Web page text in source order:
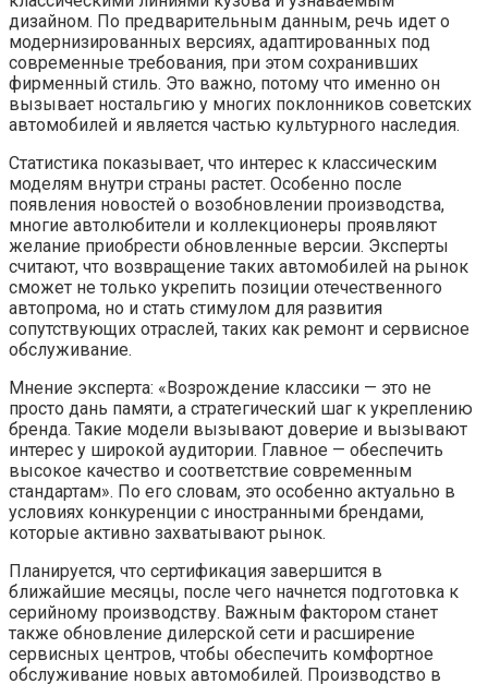
дизайном. По предварительным данным, речь идет о
модернизированных версиях, адаптированных под
современные требования, при этом сохранивших
фирменный стиль. Это важно, потому что именно он
вызывает ностальгию у многих поклонников советских
автомобилей и является частью культурного наследия.
Статистика показывает, что интерес к классическим
моделям внутри страны растет. Особенно после
появления новостей о возобновлении производства,
многие автолюбители и коллекционеры проявляют
желание приобрести обновленные версии. Эксперты
считают, что возвращение таких автомобилей на рынок
сможет не только укрепить позиции отечественного
автопрома, но и стать стимулом для развития
сопутствующих отраслей, таких как ремонт и сервисное
обслуживание.
Мнение эксперта: «Возрождение классики — это не
просто дань памяти, а стратегический шаг к укреплению
бренда. Такие модели вызывают доверие и вызывают
интерес у широкой аудитории. Главное — обеспечить
высокое качество и соответствие современным
стандартам». По его словам, это особенно актуально в
условиях конкуренции с иностранными брендами,
которые активно захватывают рынок.
Планируется, что сертификация завершится в
ближайшие месяцы, после чего начнется подготовка к
серийному производству. Важным фактором станет
также обновление дилерской сети и расширение
сервисных центров, чтобы обеспечить комфортное
обслуживание новых автомобилей. Производство в